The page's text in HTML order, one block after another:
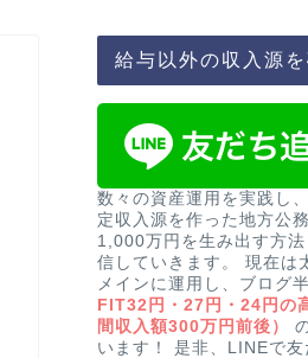
給与以外の収入源
数々の資産運用を実践し
定収入源を作った地方公
1,000万円を生み出す方
信していきます。 現在は
メインに運用し、ブログ
FIT32円・27円・24円の
間収入額300万円前後）
います！ 是非、LINEで友